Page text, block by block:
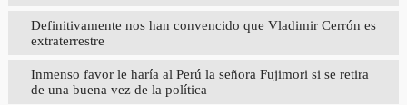
Definitivamente nos han convencido que Vladimir Cerrón es
extraterrestre
Inmenso favor le haría al Perú la señora Fujimori si se retira
de una buena vez de la política